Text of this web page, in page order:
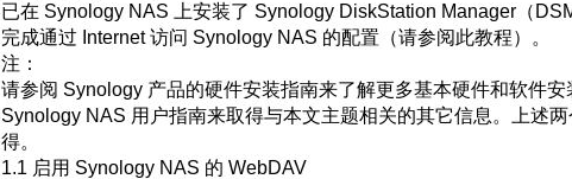
已在 Synology NAS 上安装了 Synology DiskStation Manager（
完成通过 Internet 访问 Synology NAS 的配置（请参阅此教程）。
注：
请参阅 Synology 产品的硬件安装指南来了解更多基本硬件和软件
Synology NAS 用户指南来取得与本文主题相关的其它信息。上述
得。
1.1 启用 Synology NAS 的 WebDAV